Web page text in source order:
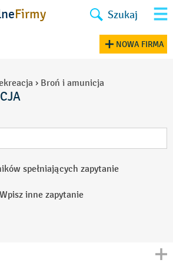
Firmy Szukaj
NOWA FIRMA
› Broń i amunicja
spełniających zapytanie
Wpisz inne zapytanie